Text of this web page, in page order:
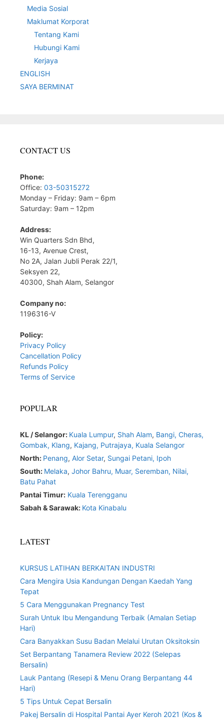
Media Sosial
Maklumat Korporat
Tentang Kami
Hubungi Kami
Kerjaya
ENGLISH
SAYA BERMINAT
CONTACT US
Phone:
Office: 03-50315272
Monday – Friday: 9am – 6pm
Saturday: 9am – 12pm
Address:
Win Quarters Sdn Bhd,
16-13, Avenue Crest,
No 2A, Jalan Jubli Perak 22/1,
Seksyen 22,
40300, Shah Alam, Selangor
Company no:
1196316-V
Policy:
Privacy Policy
Cancellation Policy
Refunds Policy
Terms of Service
POPULAR
KL / Selangor: Kuala Lumpur, Shah Alam, Bangi, Cheras,
Gombak, Klang, Kajang, Putrajaya, Kuala Selangor
North: Penang, Alor Setar, Sungai Petani, Ipoh
South: Melaka, Johor Bahru, Muar, Seremban, Nilai,
Batu Pahat
Pantai Timur: Kuala Terengganu
Sabah & Sarawak: Kota Kinabalu
LATEST
KURSUS LATIHAN BERKAITAN INDUSTRI
Cara Mengira Usia Kandungan Dengan Kaedah Yang
Tepat
5 Cara Menggunakan Pregnancy Test
Surah Untuk Ibu Mengandung Terbaik (Amalan Setiap
Hari)
Cara Banyakkan Susu Badan Melalui Urutan Oksitoksin
Set Berpantang Tanamera Review 2022 (Selepas
Bersalin)
Lauk Pantang (Resepi & Menu Orang Berpantang 44
Hari)
5 Tips Untuk Cepat Bersalin
Pakej Bersalin di Hospital Pantai Ayer Keroh 2021 (Kos &